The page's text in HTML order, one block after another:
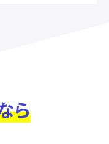
ら